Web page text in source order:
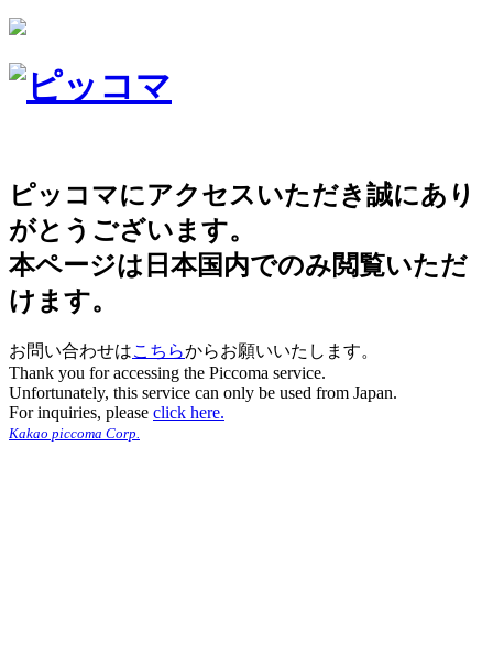
ピッコマにアクセスいただき誠にあり
がとうございます。
本ページは日本国内でのみ閲覧いただ
けます。
お問い合わせはこちらからお願いいたします。
Thank you for accessing the Piccoma service.
Unfortunately, this service can only be used from Japan.
For inquiries, please click here.
Kakao piccoma Corp.